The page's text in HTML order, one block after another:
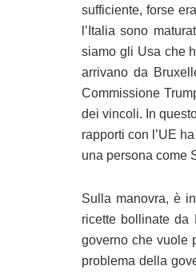
sufficiente, forse
l’Italia sono
siamo gli Usa che
arrivano da
Commissione
dei vincoli. In
rapporti con l’UE
una persona come
Sulla manovra, è
ricette bollinate da
governo che vuole
problema della